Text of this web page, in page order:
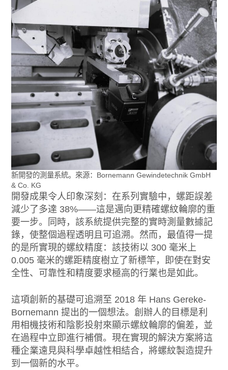
新開發的測量系統。來源：Bornemann Gewindetechnik GmbH
& Co. KG
開發成果令人印象深刻：在系列實驗中，螺距誤差
減少了多達 38%——這是邁向更精確螺紋輪廓的重
要一步。同時，該系統提供完整的實時測量數據記
錄，使整個過程透明且可追溯。然而，最值得一提
的是所實現的螺紋精度：該技術以 300 毫米上
0.005 毫米的螺距精度樹立了新標竿，即使在對安
全性、可靠性和精度要求極高的行業也是如此。
這項創新的基礎可追溯至 2018 年 Hans Gereke-
Bornemann 提出的一個想法。創辦人的目標是利
用相機技術和陰影投射來顯示螺紋輪廓的偏差，並
在過程中立即進行補償。現在實現的解決方案將這
種企業遠見與科學卓越性相結合，將螺紋製造提升
到一個新的水平。